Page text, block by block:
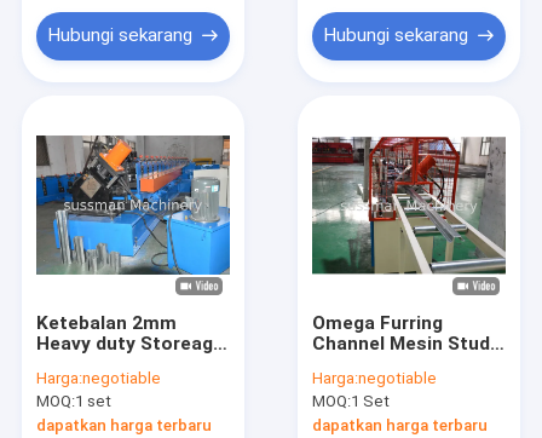
Hubungi sekarang Hubungi sekarang
Ketebalan 2mm
Heavy duty Storeage
Machine dengan
decoiler hidrolik 5
ton
Harga:negotiable
MOQ:1 set
dapatkan harga terbaru
Omega Furring
Channel Mesin Stud
Forming Dingin
Dengan Rantai
Tunggal
Harga:negotiable
MOQ:1 Set
dapatkan harga terbaru